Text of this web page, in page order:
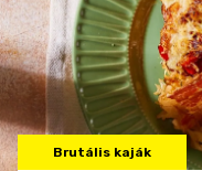
Brutális kaják